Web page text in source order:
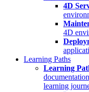
4D
4D
Learning Paths
Learning
learning